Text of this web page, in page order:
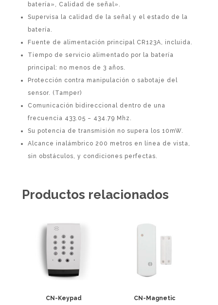
batería», Calidad de señal».
Supervisa la calidad de la señal y el estado de la
batería.
Fuente de alimentación principal CR123A, incluida.
Tiempo de servicio alimentado por la batería
principal: no menos de 3 años.
Protección contra manipulación o sabotaje del
sensor. (Tamper)
Comunicación bidireccional dentro de una
frecuencia 433.05 – 434.79 Mhz.
Su potencia de transmisión no supera los 10mW.
Alcance inalámbrico 200 metros en línea de vista,
sin obstáculos, y condiciones perfectas.
Productos relacionados
CN-Keypad
CN-Magnetic